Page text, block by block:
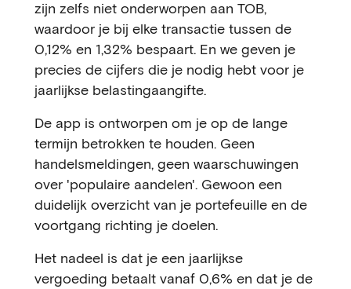
zijn zelfs niet onderworpen aan TOB,
waardoor je bij elke transactie tussen de
0,12% en 1,32% bespaart. En we geven je
precies de cijfers die je nodig hebt voor je
jaarlijkse belastingaangifte.
De app is ontworpen om je op de lange
termijn betrokken te houden. Geen
handelsmeldingen, geen waarschuwingen
over 'populaire aandelen'. Gewoon een
duidelijk overzicht van je portefeuille en de
voortgang richting je doelen.
Het nadeel is dat je een jaarlijkse
vergoeding betaalt vanaf 0,6% en dat je de